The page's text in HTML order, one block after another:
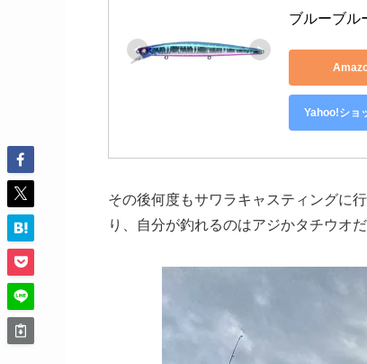
ブルーブル
Yahoo!ショ
その後何度もサワラキャスティングに
り、自分が釣れるのはアジかタチウオ